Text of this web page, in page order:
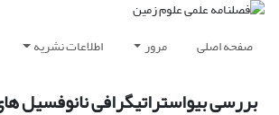
صفحه اصلی مرور اطلاعات نشریه
بررسی بیواستراتیگرافی نانوفسیل